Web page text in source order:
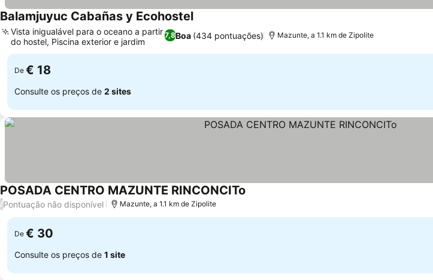
Balamjuyuc Cabañas y Ecohostel
7,8Boa (434 pontuações)
Vista inigualável para o oceano a partir
do hostel, Piscina exterior e jardim
Mazunte, a 1.1 km de Zipolite
De € 18
Consulte os preços de 2 sites
POSADA CENTRO MAZUNTE RINCONCITo
/Pontuação não disponível Mazunte, a 1.1 km de Zipolite
De € 30
Consulte os preços de 1 site